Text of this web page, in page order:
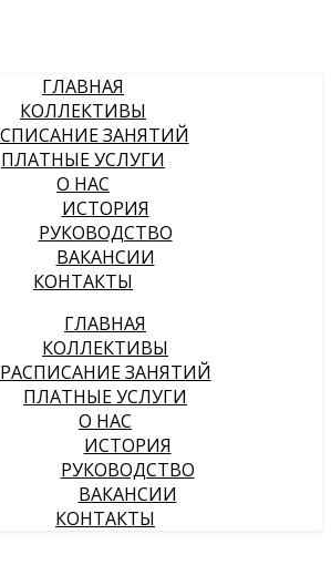
ГЛАВНАЯ
КОЛЛЕКТИВЫ
ЗАНЯТИЙ
ПЛАТНЫЕ УСЛУГИ
О НАС
ИСТОРИЯ
РУКОВОДСТВО
ВАКАНСИИ
КОНТАКТЫ
ГЛАВНАЯ
КОЛЛЕКТИВЫ
РАСПИСАНИЕ ЗАНЯТИЙ
ПЛАТНЫЕ УСЛУГИ
О НАС
ИСТОРИЯ
РУКОВОДСТВО
ВАКАНСИИ
КОНТАКТЫ